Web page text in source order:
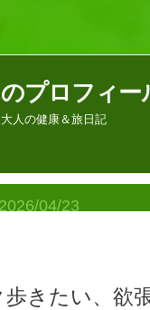
プロフィー
人の健康＆旅日記
2026/04/23
きたい、欲